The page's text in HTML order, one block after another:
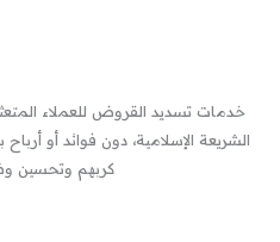
خدمات تسديد القروض للعملاء
الشريعة الإسلامية، دون فوائد أو
كربهم وتحسين